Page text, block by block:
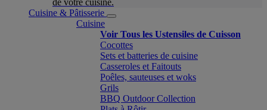
de votre cuisine.
Cuisine & Pâtisserie
Cuisine
Voir Tous les Ustensiles de Cuisson
Cocottes
Sets et batteries de cuisine
Casseroles et Faitouts
Poêles, sauteuses et woks
Grils
BBQ Outdoor Collection